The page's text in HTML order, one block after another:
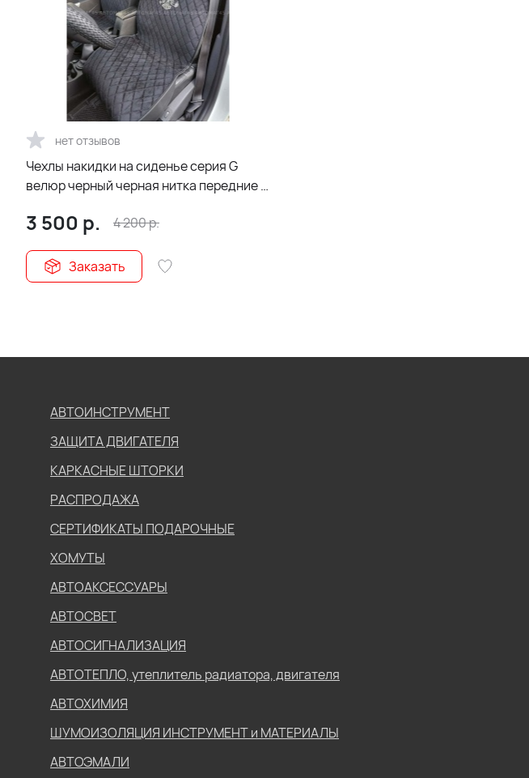
нет отзывов
Чехлы накидки на сиденье серия G
велюр черный черная нитка передние 2
3 500 р. 4 200р.
Заказать
АВТОИНСТРУМЕНТ
ЗАЩИТА ДВИГАТЕЛЯ
КАРКАСНЫЕ ШТОРКИ
РАСПРОДАЖА
СЕРТИФИКАТЫ ПОДАРОЧНЫЕ
ХОМУТЫ
АВТОАКСЕССУАРЫ
АВТОСВЕТ
АВТОСИГНАЛИЗАЦИЯ
АВТОТЕПЛО, утеплитель радиатора, двигателя
АВТОХИМИЯ
ШУМОИЗОЛЯЦИЯ ИНСТРУМЕНТ и МАТЕРИАЛЫ
АВТОЭМАЛИ